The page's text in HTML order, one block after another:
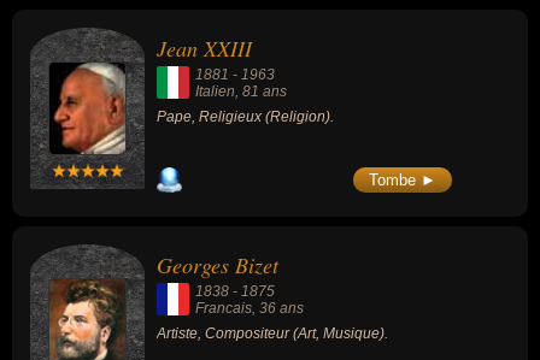
Jean XXIII
1881 - 1963
Italien , 81 ans
Pape, Religieux (Religion).
Tombe ►
Georges Bizet
1838 - 1875
Francais, 36 ans
Artiste, Compositeur (Art, Musique).